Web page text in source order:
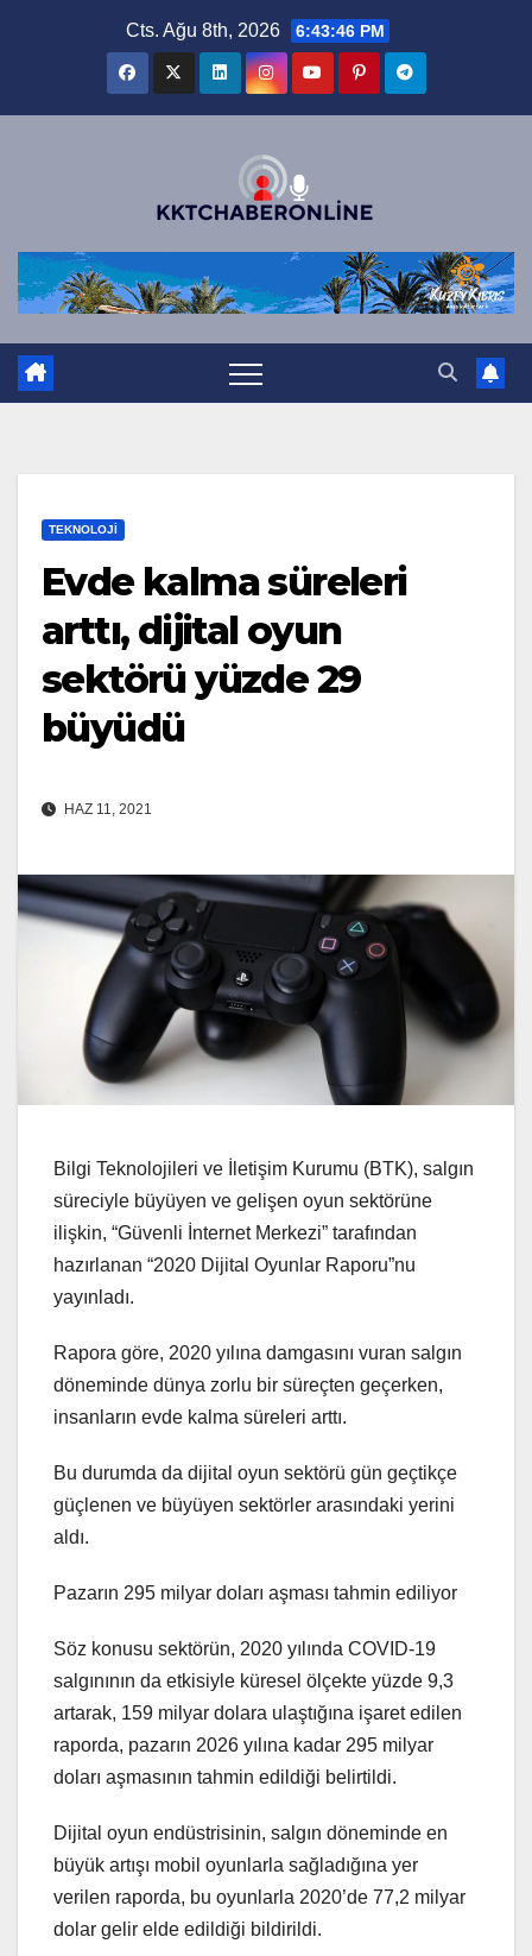
Cts. Ağu 8th, 2026 6:43:47 PM
TEKNOLOJI
Evde kalma süreleri
arttı, dijital oyun
sektörü yüzde 29
büyüdü
HAZ 11, 2021
Bilgi Teknolojileri ve İletişim Kurumu (BTK), salgın
süreciyle büyüyen ve gelişen oyun sektörüne
ilişkin, “Güvenli İnternet Merkezi” tarafından
hazırlanan “2020 Dijital Oyunlar Raporu”nu
yayınladı.
Rapora göre, 2020 yılına damgasını vuran salgın
döneminde dünya zorlu bir süreçten geçerken,
insanların evde kalma süreleri arttı.
Bu durumda da dijital oyun sektörü gün geçtikçe
güçlenen ve büyüyen sektörler arasındaki yerini
aldı.
Pazarın 295 milyar doları aşması tahmin ediliyor
Söz konusu sektörün, 2020 yılında COVID-19
salgınının da etkisiyle küresel ölçekte yüzde 9,3
artarak, 159 milyar dolara ulaştığına işaret edilen
raporda, pazarın 2026 yılına kadar 295 milyar
doları aşmasının tahmin edildiği belirtildi.
Dijital oyun endüstrisinin, salgın döneminde en
büyük artışı mobil oyunlarla sağladığına yer
verilen raporda, bu oyunlarla 2020’de 77,2 milyar
dolar gelir elde edildiği bildirildi.